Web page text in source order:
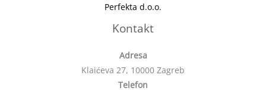
Perfekta d.o.o.
Kontakt
Adresa
Klaićeva 27, 10000 Zagreb
Telefon